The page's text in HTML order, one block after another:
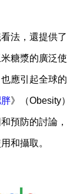
法，還提供了
糖漿的廣泛使
應引起全球的
》（Obesity）
預防的討論，
和攝取。